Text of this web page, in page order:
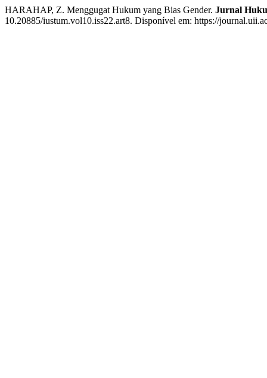
HARAHAP, Z. Menggugat Hukum yang Bias Gender. Jurnal
10.20885/iustum.vol10.iss22.art8. Disponível em: https://